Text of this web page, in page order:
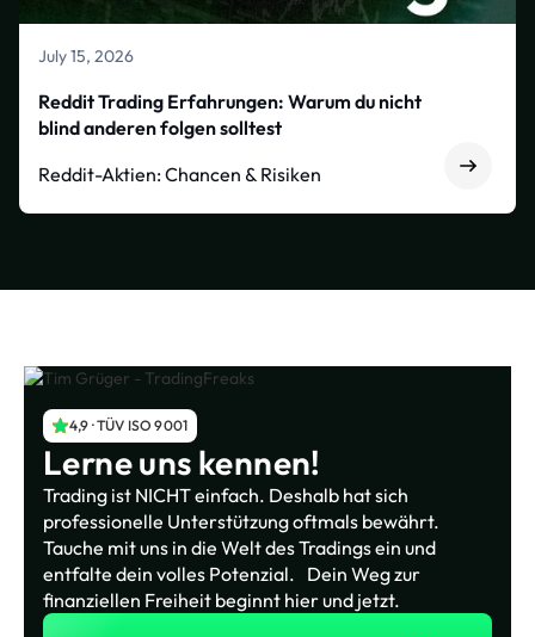
July 15, 2026
Reddit Trading Erfahrungen: Warum du nicht
blind anderen folgen solltest
Reddit-Aktien: Chancen & Risiken
4,9 · TÜV ISO 9001
Lerne uns kennen!
Trading ist NICHT einfach. Deshalb hat sich
professionelle Unterstützung oftmals bewährt.
Tauche mit uns in die Welt des Tradings ein und
entfalte dein volles Potenzial. Dein Weg zur
finanziellen Freiheit beginnt hier und jetzt.
Jetzt zum kostenlosen Webinar!